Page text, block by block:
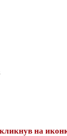
на